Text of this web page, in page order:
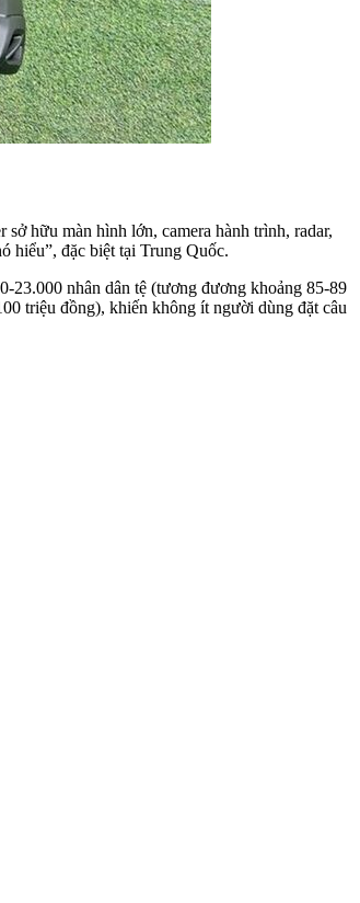
hữu màn hình lớn, camera hành trình, radar,
hiểu”, đặc biệt tại Trung Quốc.
nhân dân tệ (tương đương khoảng 85-89
triệu đồng), khiến không ít người dùng đặt câu